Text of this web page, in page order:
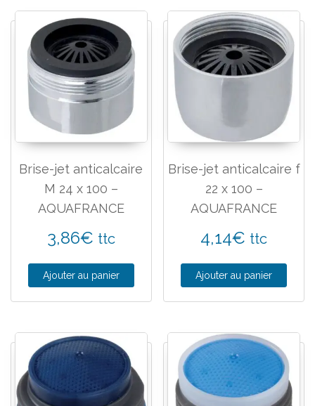
Brise-jet anticalcaire
M 24 x 100 –
AQUAFRANCE
3,86€ ttc
Ajouter au panier
Brise-jet anticalcaire f
22 x 100 –
AQUAFRANCE
4,14€ ttc
Ajouter au panier